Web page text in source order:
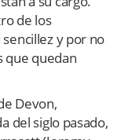
de los
y por no
que quedan
Devon,
del siglo pasado,